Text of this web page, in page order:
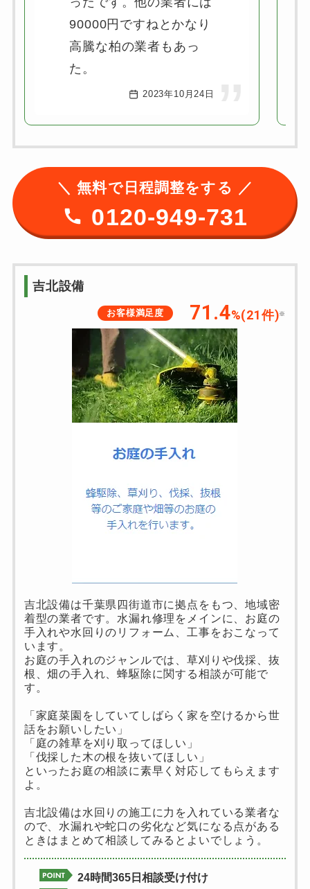
90000円ですねとかなり
高騰な柏の業者もあっ
た。
2023年10月24日
＼ 無料で日程調整をする ／
0120-949-731
吉北設備
お客様満足度 71.4%(21件)※
吉北設備は千葉県四街道市に拠点をもつ、地域密
着型の業者です。水漏れ修理をメインに、お庭の
手入れや水回りのリフォーム、工事をおこなって
います。
お庭の手入れのジャンルでは、草刈りや伐採、抜
根、畑の手入れ、蜂駆除に関する相談が可能で
す。
「家庭菜園をしていてしばらく家を空けるから世
話をお願いしたい」
「庭の雑草を刈り取ってほしい」
「伐採した木の根を抜いてほしい」
といったお庭の相談に素早く対応してもらえます
よ。
吉北設備は水回りの施工に力を入れている業者な
ので、水漏れや蛇口の劣化など気になる点がある
ときはまとめて相談してみるとよいでしょう。
24時間365日相談受け付け